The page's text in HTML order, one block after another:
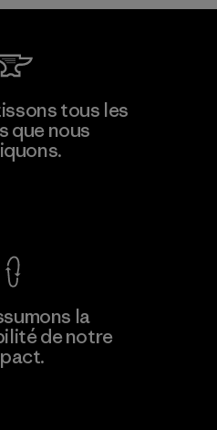
tous les
que nous
la
de notre